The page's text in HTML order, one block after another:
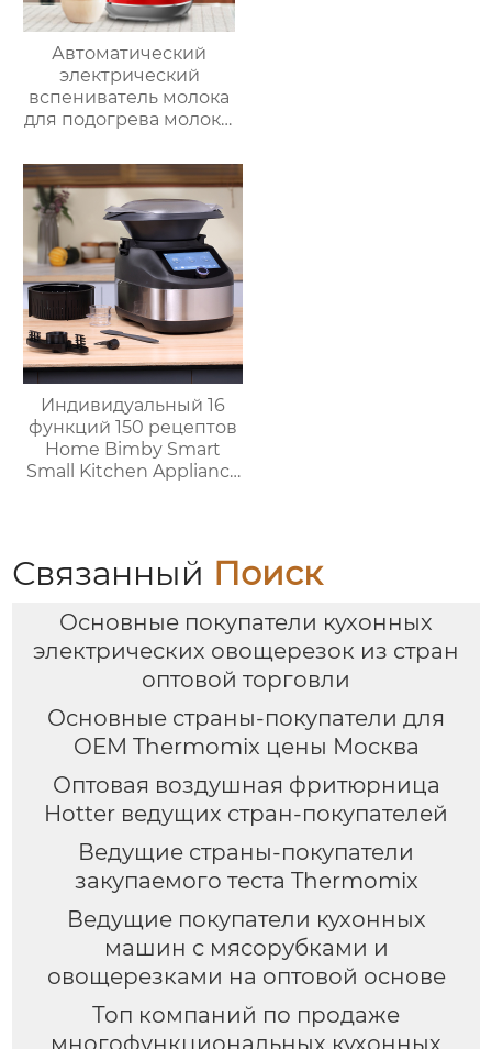
Автоматический
электрический
вспениватель молока
для подогрева молока,
корпус из матовой
нержавеющей стали,
домашний
пароварочный
аппарат для молока
Индивидуальный 16
функций 150 рецептов
Home Bimby Smart
Small Kitchen Appliance
Термопроцессор
Связанный Поиск
Основные покупатели кухонных
электрических овощерезок из стран
оптовой торговли
Основные страны-покупатели для
OEM Thermomix цены Москва
Оптовая воздушная фритюрница
Hotter ведущих стран-покупателей
Ведущие страны-покупатели
закупаемого теста Thermomix
Ведущие покупатели кухонных
машин с мясорубками и
овощерезками на оптовой основе
Топ компаний по продаже
многофункциональных кухонных